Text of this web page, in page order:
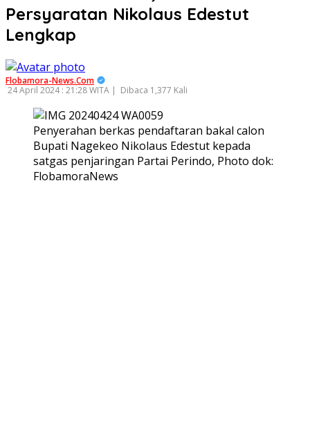
Persyaratan Nikolaus Edestut
Lengkap
Flobamora-News.Com
24 April 2024 : 21:28 WITA | Dibaca 1,377 Kali
Penyerahan berkas pendaftaran bakal calon
Bupati Nagekeo Nikolaus Edestut kepada
satgas penjaringan Partai Perindo, Photo dok:
FlobamoraNews